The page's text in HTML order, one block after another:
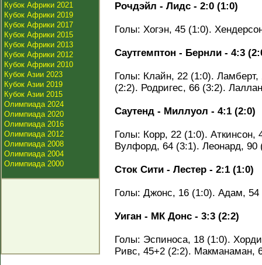
Кубок Африки 2021
Кубок Африки 2019
Кубок Африки 2017
Кубок Африки 2015
Кубок Африки 2013
Кубок Африки 2012
Кубок Африки 2010
Кубок Азии 2023
Кубок Азии 2019
Кубок Азии 2015
Олимпиада 2024
Олимпиада 2020
Олимпиада 2016
Олимпиада 2012
Олимпиада 2008
Олимпиада 2004
Олимпиада 2000
Рочдэйл - Лидс - 2:0 (1:0)
Голы: Хогэн, 45 (1:0).
Саутгемптон - Бернли - 4:3
Голы: Клайн, 22 (1:0). Ламберт,
(2:2). Родригес, 66 (3:2).
Саутенд - Миллуол - 4:1 (2:0)
Голы: Корр, 22 (1:0).
Вулфорд, 64 (3:1). Леонард, 90
Сток Сити - Лестер - 2:1 (1:0)
Голы: Джонс, 16 (1:0). Адам, 54
Уиган - МК Донс - 3:3 (2:2)
Голы: Эспиноса, 18 (1:0).
Ривс, 45+2 (2:2). Макманаман,